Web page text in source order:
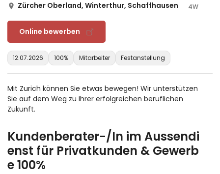
Zürcher Oberland, Winterthur, Schaffhausen
4W
Online bewerben
12.07.2026 100% Mitarbeiter Festanstellung
Mit Zurich können Sie etwas bewegen! Wir unterstützen
Sie auf dem Weg zu Ihrer erfolgreichen beruflichen
Zukunft.
Kundenberater-/In im Aussendi
enst für Privatkunden & Gewerb
e 100%